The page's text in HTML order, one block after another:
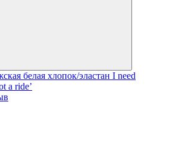
белая хлопок/эластан I need
a ride’